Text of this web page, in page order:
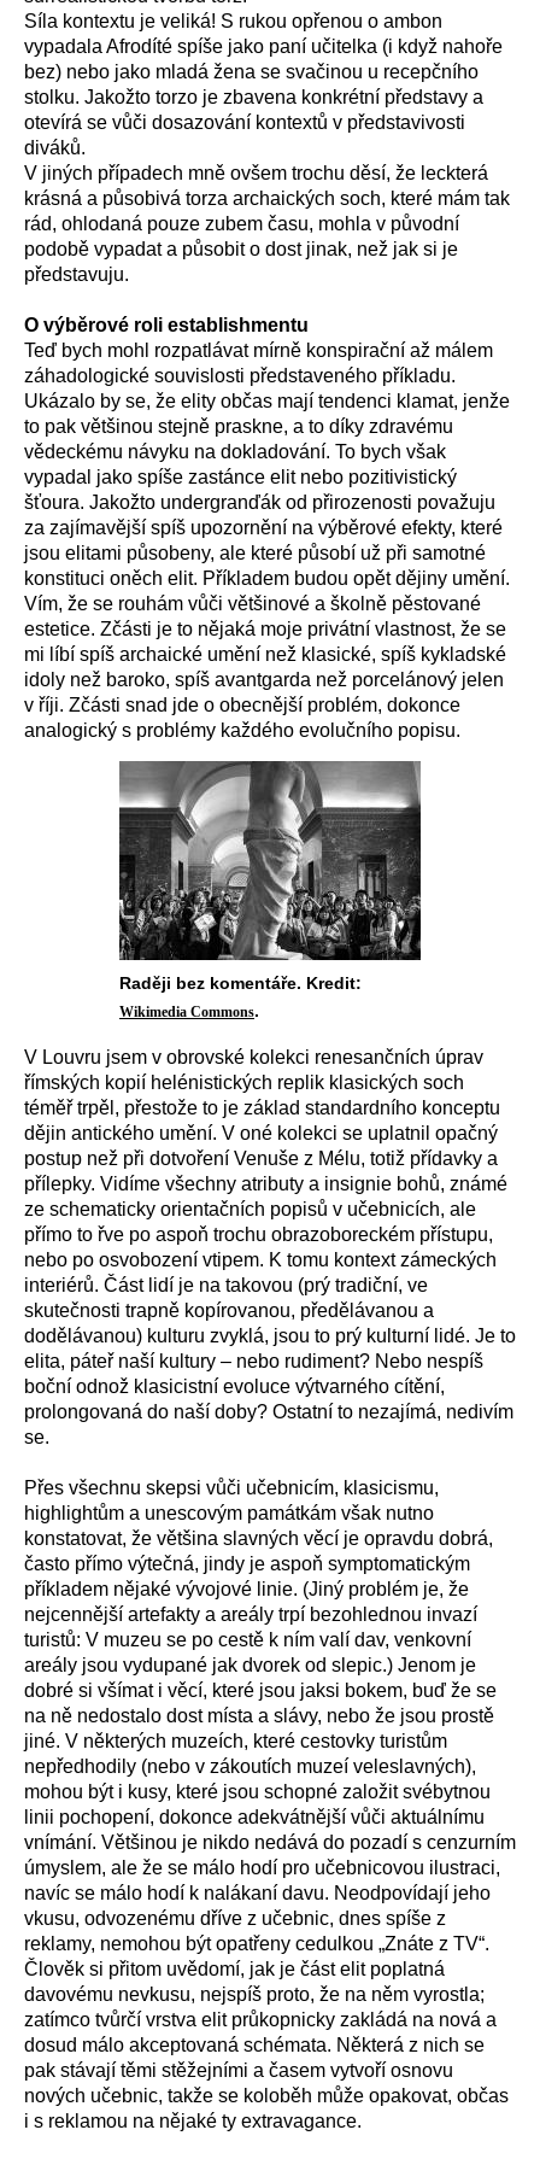
Síla kontextu je veliká! S rukou opřenou o ambon
vypadala Afrodíté spíše jako paní učitelka (i když nahoře
bez) nebo jako mladá žena se svačinou u recepčního
stolku. Jakožto torzo je zbavena konkrétní představy a
otevírá se vůči dosazování kontextů v představivosti
diváků.
V jiných případech mně ovšem trochu děsí, že leckterá
krásná a působivá torza archaických soch, které mám tak
rád, ohlodaná pouze zubem času, mohla v původní
podobě vypadat a působit o dost jinak, než jak si je
představuju.
O výběrové roli establishmentu
Teď bych mohl rozpatlávat mírně konspirační až málem
záhadologické souvislosti představeného příkladu.
Ukázalo by se, že elity občas mají tendenci klamat, jenže
to pak většinou stejně praskne, a to díky zdravému
vědeckému návyku na dokladování. To bych však
vypadal jako spíše zastánce elit nebo pozitivistický
šťoura. Jakožto undergranďák od přirozenosti považuju
za zajímavější spíš upozornění na výběrové efekty, které
jsou elitami působeny, ale které působí už při samotné
konstituci oněch elit. Příkladem budou opět dějiny umění.
Vím, že se rouhám vůči většinové a školně pěstované
estetice. Zčásti je to nějaká moje privátní vlastnost, že se
mi líbí spíš archaické umění než klasické, spíš kykladské
idoly než baroko, spíš avantgarda než porcelánový jelen
v říji. Zčásti snad jde o obecnější problém, dokonce
analogický s problémy každého evolučního popisu.
Raději bez komentáře. Kredit:
Wikimedia Commons.
V Louvru jsem v obrovské kolekci renesančních úprav
římských kopií helénistických replik klasických soch
téměř trpěl, přestože to je základ standardního konceptu
dějin antického umění. V oné kolekci se uplatnil opačný
postup než při dotvoření Venuše z Mélu, totiž přídavky a
přílepky. Vidíme všechny atributy a insignie bohů, známé
ze schematicky orientačních popisů v učebnicích, ale
přímo to řve po aspoň trochu obrazoboreckém přístupu,
nebo po osvobození vtipem. K tomu kontext zámeckých
interiérů. Část lidí je na takovou (prý tradiční, ve
skutečnosti trapně kopírovanou, předělávanou a
dodělávanou) kulturu zvyklá, jsou to prý kulturní lidé. Je to
elita, páteř naší kultury – nebo rudiment? Nebo nespíš
boční odnož klasicistní evoluce výtvarného cítění,
prolongovaná do naší doby? Ostatní to nezajímá, nedivím
se.
Přes všechnu skepsi vůči učebnicím, klasicismu,
highlightům a unescovým památkám však nutno
konstatovat, že většina slavných věcí je opravdu dobrá,
často přímo výtečná, jindy je aspoň symptomatickým
příkladem nějaké vývojové linie. (Jiný problém je, že
nejcennější artefakty a areály trpí bezohlednou invazí
turistů: V muzeu se po cestě k ním valí dav, venkovní
areály jsou vydupané jak dvorek od slepic.) Jenom je
dobré si všímat i věcí, které jsou jaksi bokem, buď že se
na ně nedostalo dost místa a slávy, nebo že jsou prostě
jiné. V některých muzeích, které cestovky turistům
nepředhodily (nebo v zákoutích muzeí veleslavných),
mohou být i kusy, které jsou schopné založit svébytnou
linii pochopení, dokonce adekvátnější vůči aktuálnímu
vnímání. Většinou je nikdo nedává do pozadí s cenzurním
úmyslem, ale že se málo hodí pro učebnicovou ilustraci,
navíc se málo hodí k nalákaní davu. Neodpovídají jeho
vkusu, odvozenému dříve z učebnic, dnes spíše z
reklamy, nemohou být opatřeny cedulkou „Znáte z TV“.
Člověk si přitom uvědomí, jak je část elit poplatná
davovému nevkusu, nejspíš proto, že na něm vyrostla;
zatímco tvůrčí vrstva elit průkopnicky zakládá na nová a
dosud málo akceptovaná schémata. Některá z nich se
pak stávají těmi stěžejními a časem vytvoří osnovu
nových učebnic, takže se koloběh může opakovat, občas
i s reklamou na nějaké ty extravagance.